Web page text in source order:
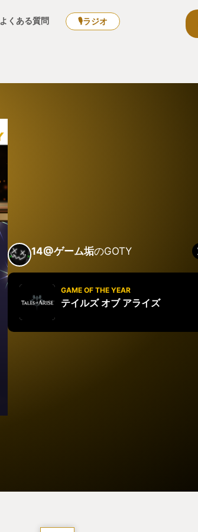
よくある質問 🎙ラジオ
14@ゲーム垢のGOTY
GAME OF THE YEAR
テイルズ オブ アライズ